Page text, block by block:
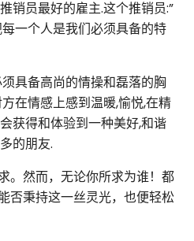
销员最好的雇主.这个推销员:”
一个人是我们必须具备的特
具备高尚的情操和磊落的胸
在情感上感到温暖,愉悦,在精
获得和体验到一种美好,和谐
的朋友.
。然而，无论你所求为谁！都
否秉持这一丝灵光，也便轻松